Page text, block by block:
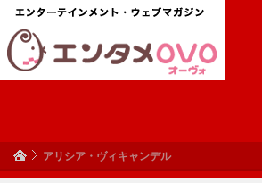
アリシア・ヴィキャンデル